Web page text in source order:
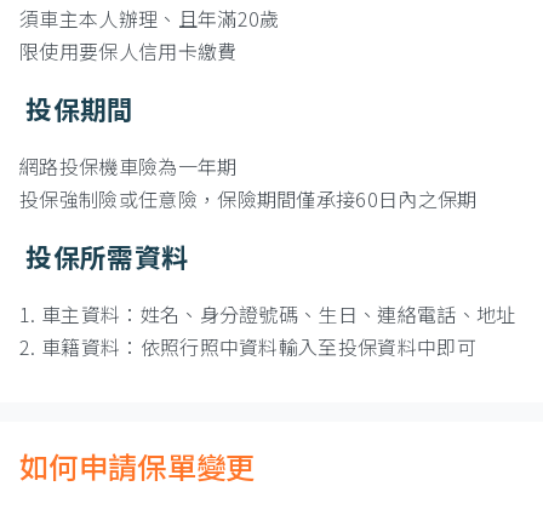
須車主本人辦理、且年滿20歲
限使用要保人信用卡繳費
投保期間
網路投保機車險為一年期
投保強制險或任意險，保險期間僅承接60日內之保期
投保所需資料
1. 車主資料：姓名、身分證號碼、生日、連絡電話、地址
2. 車籍資料：依照行照中資料輸入至投保資料中即可
如何申請保單變更